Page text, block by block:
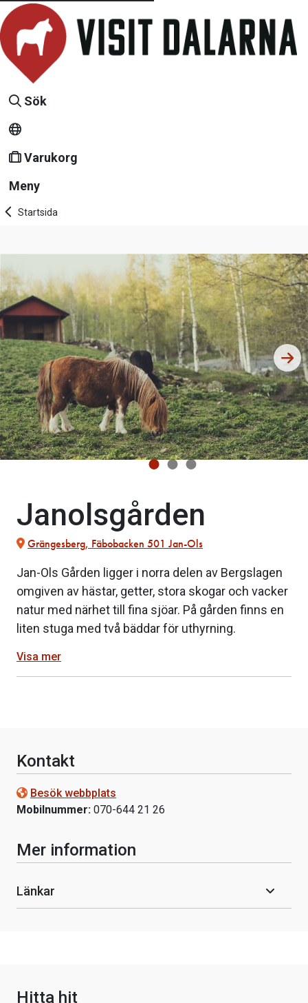
Sök
Varukorg
Meny
Startsida
Janolsgården
Grängesberg, Fäbobacken 501 Jan-Ols
Jan-Ols Gården ligger i norra delen av Bergslagen
omgiven av hästar, getter, stora skogar och vacker
natur med närhet till fina sjöar. På gården finns en
liten stuga med två bäddar för uthyrning.
Visa mer
Kontakt
Besök webbplats
Mobilnummer: 070-644 21 26
Mer information
Länkar
Hitta hit